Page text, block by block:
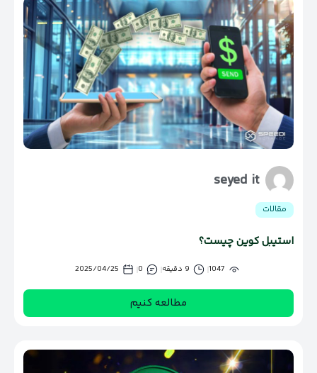
seyed it
مقالات
استیبل کوین چیست؟
1047 9 دقیقه 0
2025/04/25
مطالعه کنیم